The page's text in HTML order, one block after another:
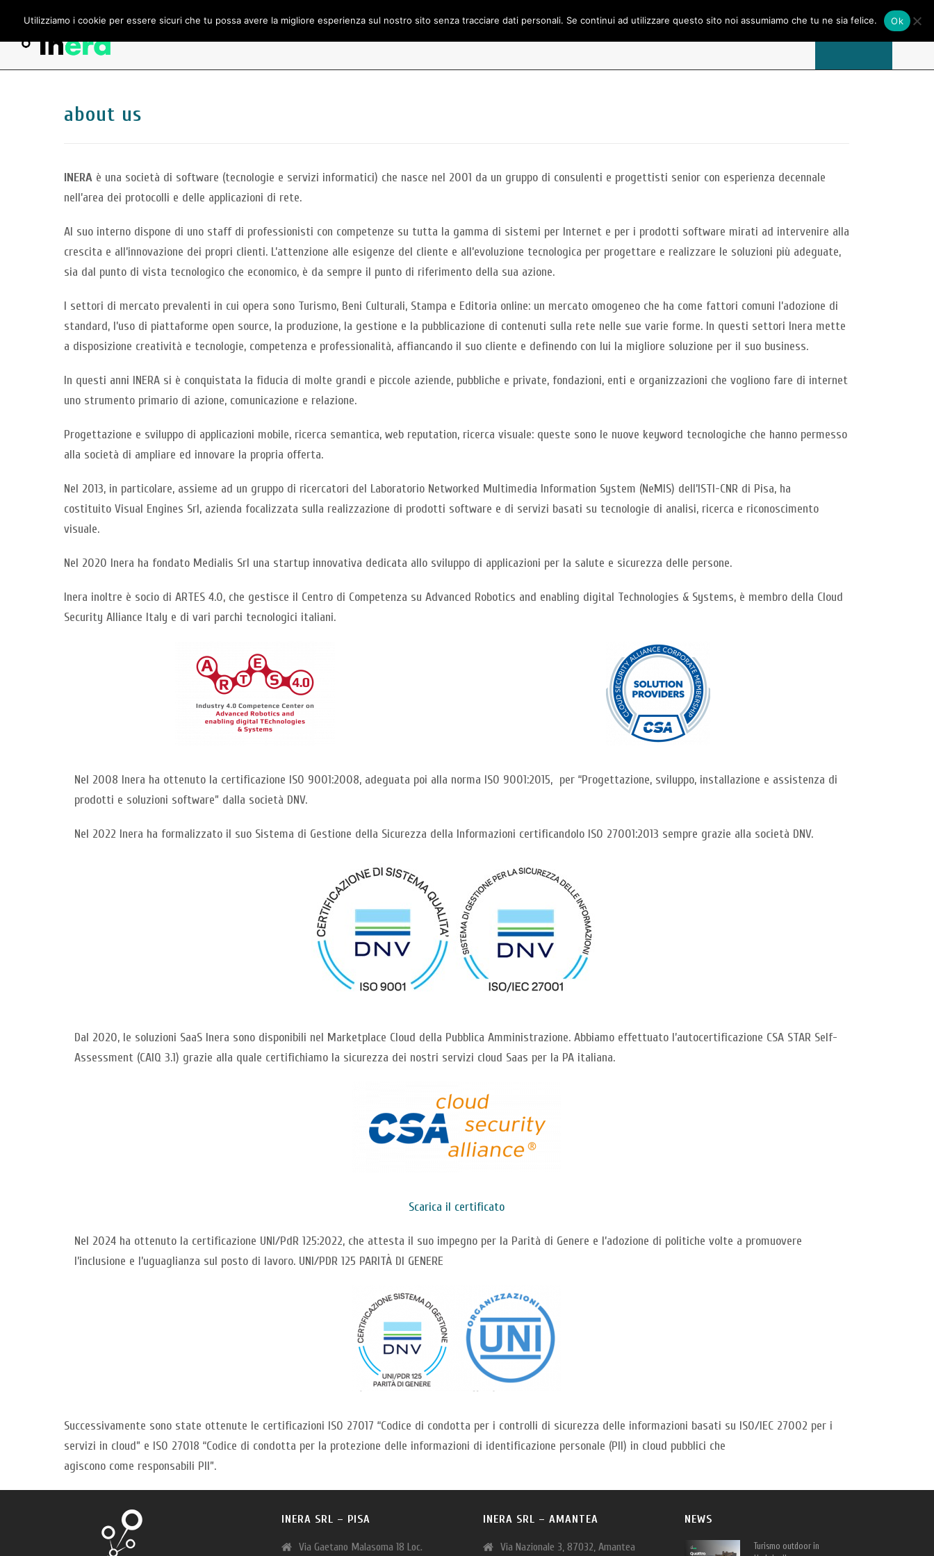
about us
INERA è una società di software (tecnologie e servizi informatici) che nasce nel 2001 da un gruppo di consulenti e progettisti senior con esperienza decennale
nell’area dei protocolli e delle applicazioni di rete.
Al suo interno dispone di uno staff di professionisti con competenze su tutta la gamma di sistemi per Internet e per i prodotti software mirati ad intervenire alla
crescita e all’innovazione dei propri clienti. L’attenzione alle esigenze del cliente e all’evoluzione tecnologica per progettare e realizzare le soluzioni più adeguate,
sia dal punto di vista tecnologico che economico, è da sempre il punto di riferimento della sua azione.
I settori di mercato prevalenti in cui opera sono Turismo, Beni Culturali, Stampa e Editoria online: un mercato omogeneo che ha come fattori comuni l’adozione di
standard, l’uso di piattaforme open source, la produzione, la gestione e la pubblicazione di contenuti sulla rete nelle sue varie forme. In questi settori Inera mette
a disposizione creatività e tecnologie, competenza e professionalità, affiancando il suo cliente e definendo con lui la migliore soluzione per il suo business.
In questi anni INERA si è conquistata la fiducia di molte grandi e piccole aziende, pubbliche e private, fondazioni, enti e organizzazioni che vogliono fare di internet
uno strumento primario di azione, comunicazione e relazione.
Progettazione e sviluppo di applicazioni mobile, ricerca semantica, web reputation, ricerca visuale: queste sono le nuove keyword tecnologiche che hanno permesso
alla società di ampliare ed innovare la propria offerta.
Nel 2013, in particolare, assieme ad un gruppo di ricercatori del Laboratorio Networked Multimedia Information System (NeMIS) dell’ISTI-CNR di Pisa, ha
costituito Visual Engines Srl, azienda focalizzata sulla realizzazione di prodotti software e di servizi basati su tecnologie di analisi, ricerca e riconoscimento
visuale.
Nel 2020 Inera ha fondato Medialis Srl una startup innovativa dedicata allo sviluppo di applicazioni per la salute e sicurezza delle persone.
Inera inoltre è socio di ARTES 4.0, che gestisce il Centro di Competenza su Advanced Robotics and enabling digital Technologies & Systems, è membro della Cloud
Security Alliance Italy e di vari parchi tecnologici italiani.
Nel 2008 Inera ha ottenuto la certificazione ISO 9001:2008, adeguata poi alla norma ISO 9001:2015, per “Progettazione, sviluppo, installazione e assistenza di
prodotti e soluzioni software” dalla società DNV.
Nel 2022 Inera ha formalizzato il suo Sistema di Gestione della Sicurezza della Informazioni certificandolo ISO 27001:2013 sempre grazie alla società DNV.
Dal 2020, le soluzioni SaaS Inera sono disponibili nel Marketplace Cloud della Pubblica Amministrazione. Abbiamo effettuato l’autocertificazione CSA STAR Self-
Assessment (CAIQ 3.1) grazie alla quale certifichiamo la sicurezza dei nostri servizi cloud Saas per la PA italiana.
Scarica il certificato
Nel 2024 ha ottenuto la certificazione UNI/PdR 125:2022, che attesta il suo impegno per la Parità di Genere e l’adozione di politiche volte a promuovere
l’inclusione e l’uguaglianza sul posto di lavoro. UNI/PDR 125 PARITÀ DI GENERE
Successivamente sono state ottenute le certificazioni ISO 27017 “Codice di condotta per i controlli di sicurezza delle informazioni basati su ISO/IEC 27002 per i
servizi in cloud” e ISO 27018 “Codice di condotta per la protezione delle informazioni di identificazione personale (PII) in cloud pubblici che
agiscono come responsabili PII”.
INERA SRL – PISA
Via Gaetano Malasoma 18 Loc.
INERA SRL – AMANTEA
Via Nazionale 3, 87032, Amantea
NEWS
Turismo outdoor in
Utilizziamo i cookie per essere sicuri che tu possa avere la migliore esperienza sul nostro sito senza tracciare dati personali. Se continui ad utilizzare questo sito noi assumiamo che tu ne sia felice. Ok